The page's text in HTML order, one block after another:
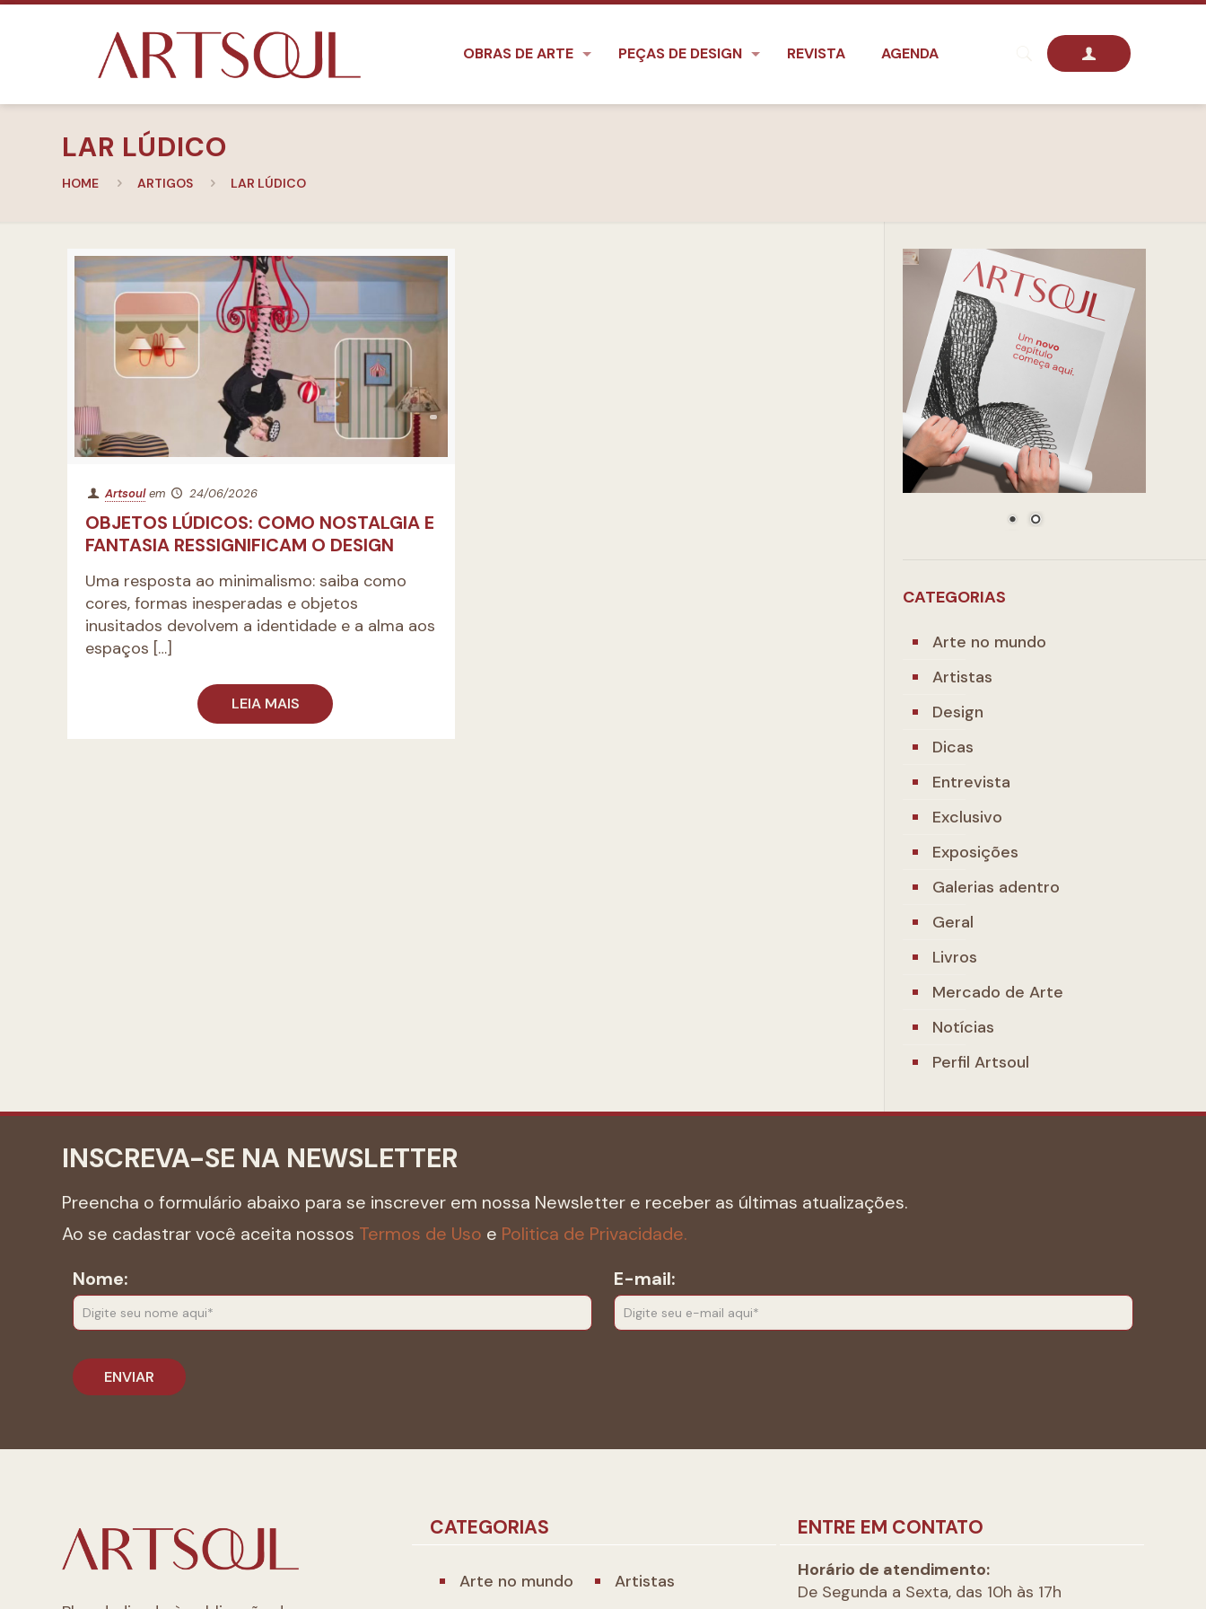
OBRAS DE ARTE PEÇAS DE DESIGN REVISTA AGENDA
LAR LÚDICO
HOME ARTIGOS LAR LÚDICO
Artsoul em 24/06/2026
OBJETOS LÚDICOS: COMO NOSTALGIA E
FANTASIA RESSIGNIFICAM O DESIGN
Uma resposta ao minimalismo: saiba como
cores, formas inesperadas e objetos
inusitados devolvem a identidade e a alma aos
espaços […]
LEIA MAIS
CATEGORIAS
Arte no mundo
Artistas
Design
Dicas
Entrevista
Exclusivo
Exposições
Galerias adentro
Geral
Livros
Mercado de Arte
Notícias
Perfil Artsoul
INSCREVA-SE NA NEWSLETTER
Preencha o formulário abaixo para se inscrever em nossa Newsletter e receber as últimas atualizações.
Ao se cadastrar você aceita nossos Termos de Uso e Politica de Privacidade.
Nome:
E-mail:
CATEGORIAS
Arte no mundo
Artistas
ENTRE EM CONTATO
Horário de atendimento:
De Segunda a Sexta, das 10h às 17h